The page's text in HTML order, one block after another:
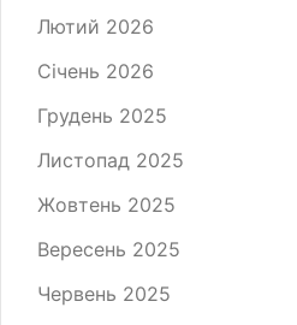
Лютий 2026
Січень 2026
Грудень 2025
Листопад 2025
Жовтень 2025
Вересень 2025
Червень 2025